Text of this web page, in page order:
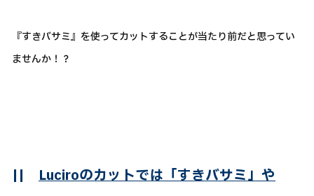
『すきバサミ』を使ってカットすることが当たり前だと思ってい
ませんか！？
|| Luciroのカットでは「すきバサミ」や